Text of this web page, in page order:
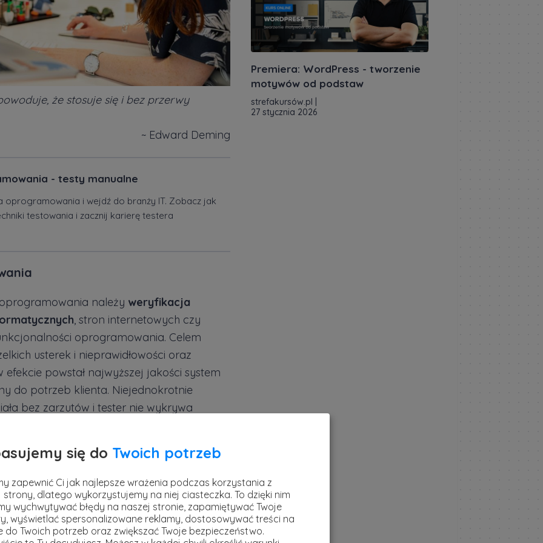
że stosuje się i bez przerwy
~ Edward Deming
- testy manualne
i wejdź do branży IT. Zobacz jak
testowania i zacznij karierę testera
należy weryfikacja
, stron internetowych czy
oprogramowania. Celem
usterek i nieprawidłowości oraz
powstał najwyższej jakości system
do potrzeb klienta. Niejednokrotnie
bez zarzutów i tester nie wykrywa
się dwa rodzaje specjalistów –
których występuje zasadnicza różnica w
Premiera: WordPress - tworzenie
motywów od podstaw
strefakursów.pl
27 stycznia 2026
się do Twoich potrzeb
zapewnić Ci jak najlepsze wrażenia podczas korzystania z
strony, dlatego wykorzystujemy na niej ciasteczka. To dzięki nim
wychwytywać błędy na naszej stronie, zapamiętywać Twoje
wyświetlać spersonalizowane reklamy, dostosowywać treści na
do Twoich potrzeb oraz zwiększać Twoje bezpieczeństwo.